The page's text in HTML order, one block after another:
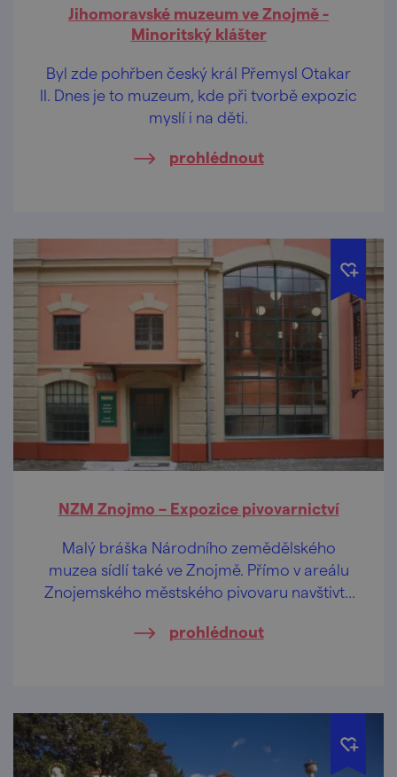
Jihomoravské muzeum ve Znojmě -
Minoritský klášter
Byl zde pohřben český král Přemysl Otakar
II. Dnes je to muzeum, kde při tvorbě expozic
myslí i na děti.
prohlédnout
NZM Znojmo – Expozice pivovarnictví
Malý bráška Národního zemědělského
muzea sídlí také ve Znojmě. Přímo v areálu
Znojemského městského pivovaru navštivte
prohlédnout